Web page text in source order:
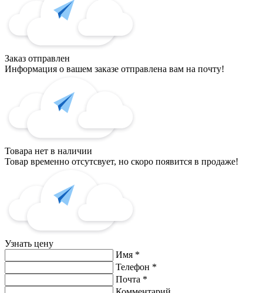
Заказ отправлен
Информация о вашем заказе отправлена вам на почту!
Товара нет в наличии
Товар временно отсутсвует, но скоро появится в продаже!
Узнать цену
Имя *
Телефон *
Почта *